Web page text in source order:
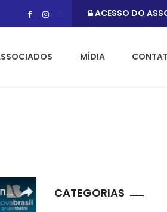
ACESSO DO
MÍDIA
CATEGORIAS